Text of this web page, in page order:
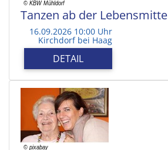
Tanzen ab der Lebensmitte
16.09.2026 10:00 Uhr
Kirchdorf bei Haag
DETAIL